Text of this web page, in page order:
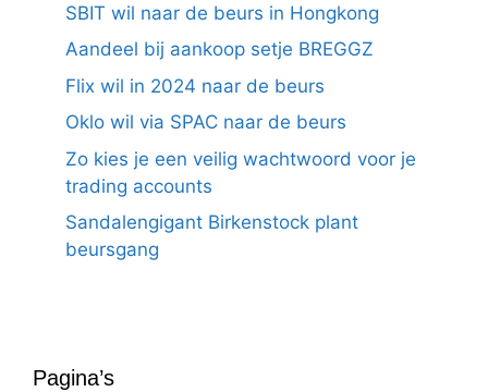
SBIT wil naar de beurs in Hongkong
Aandeel bij aankoop setje BREGGZ
Flix wil in 2024 naar de beurs
Oklo wil via SPAC naar de beurs
Zo kies je een veilig wachtwoord voor je
trading accounts
Sandalengigant Birkenstock plant
beursgang
Pagina’s